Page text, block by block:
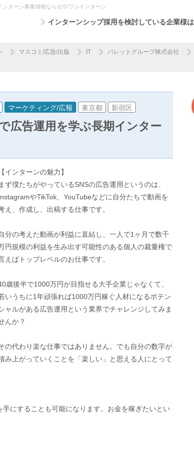
ターン募集情報ならゼロワンインターン
インターンシップ採用を検討している企業様
マスコミ/広告/出版 IT バレットグループ株式会社
マーケティング/広報 東京都 新宿区
広告運用を学ぶ長期インター
【インターンの魅力】
まず僕たちがやっているSNSの広告運用というのは、
やTikTok、YouTubeなどに自分たちで動画を
え、作成し、出稿する仕事です。
分の考えた動画が利益に直結し、一人で1ヶ月で数千
円規模の利益を生み出す可能性のある個人の裁量権で
えばトップレベルのお仕事です。
歳後半で1000万円が目指せる大手企業じゃなくて、
いうちに1年頑張れば1000万円稼ぐ人材になるポテン
ャルがある広告運用という業界でチャレンジしてみま
んか？
の代わり楽な仕事ではありません。でも自分の数字が
み上がっていくことを「楽しい」と思える人にとって
にすることも可能になります。お金を稼ぎたいとい